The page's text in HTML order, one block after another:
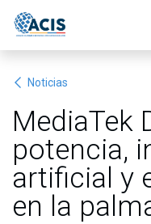
Noticias
MediaTek
potencia,
artificial y
en la